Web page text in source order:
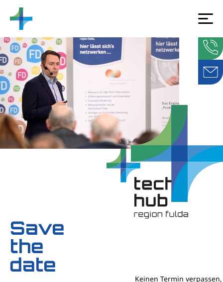
Save
the
date
Keinen Termin